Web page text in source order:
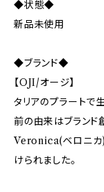
◆状態◆
新品未使用
◆ブランド◆
【OJI/オージ】
タリアのプラートで
前の由来はブラン
Veronica(ベロニカ
けられました。